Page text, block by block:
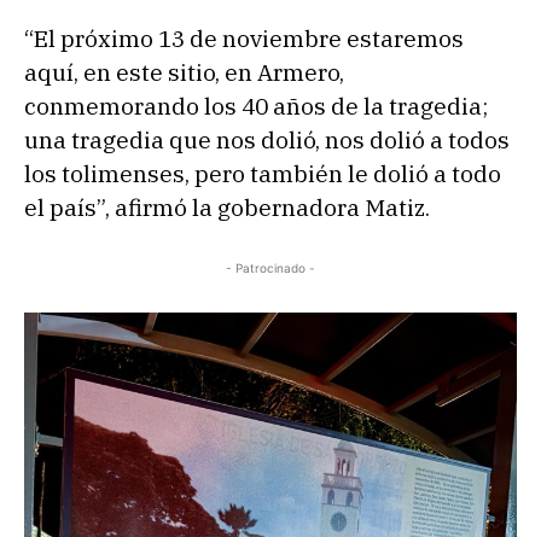
“El próximo 13 de noviembre estaremos
aquí, en este sitio, en Armero,
conmemorando los 40 años de la tragedia;
una tragedia que nos dolió, nos dolió a todos
los tolimenses, pero también le dolió a todo
el país”, afirmó la gobernadora Matiz.
- Patrocinado -